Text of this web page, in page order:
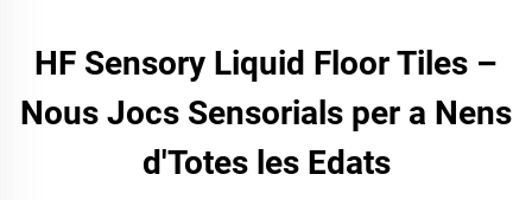
HF Sensory Liquid Floor Tiles –
Nous Jocs Sensorials per a Nens
d'Totes les Edats